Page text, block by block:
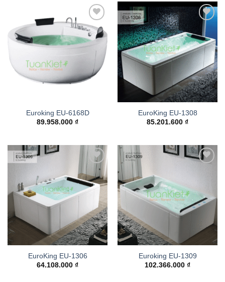
Add to
wishlist
Euroking EU-6168D
89.958.000 ₫
Add to
wishlist
EuroKing EU-1308
85.201.600 ₫
Add to
wishlist
EuroKing EU-1306
64.108.000 ₫
Euroking EU-1309
102.366.000 ₫